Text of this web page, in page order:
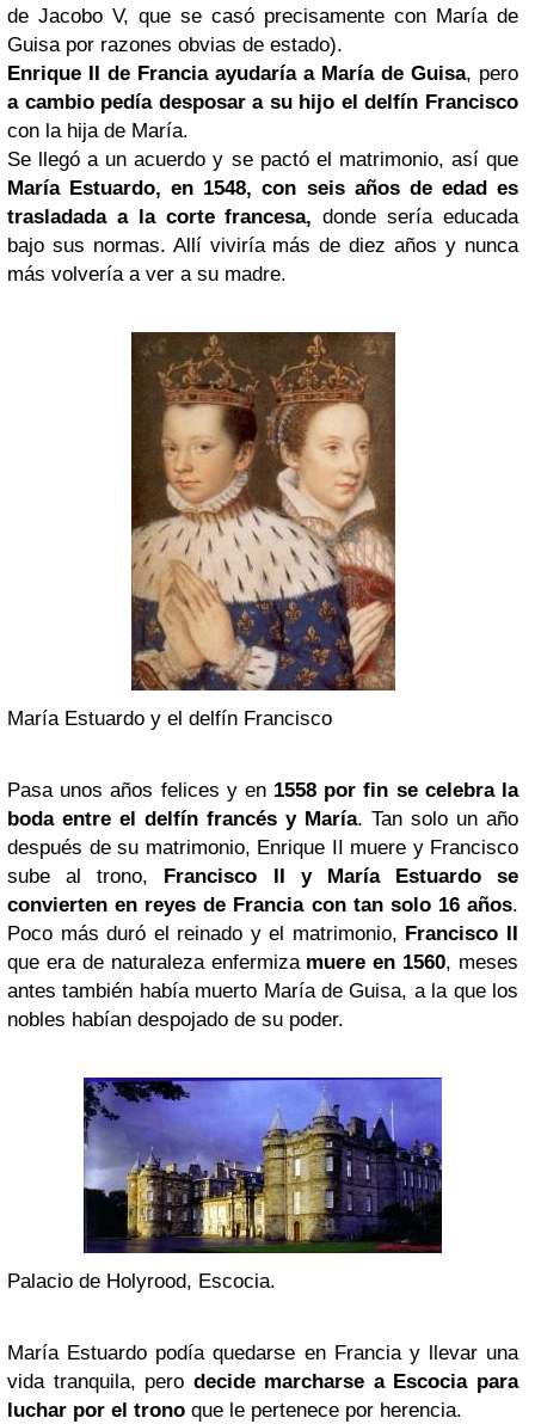
de Jacobo V, que se casó precisamente con María de
Guisa por razones obvias de estado).
Enrique II de Francia ayudaría a María de Guisa, pero
a cambio pedía desposar a su hijo el delfín Francisco
con la hija de María.
Se llegó a un acuerdo y se pactó el matrimonio, así que
María Estuardo, en 1548, con seis años de edad es
trasladada a la corte francesa, donde sería educada
bajo sus normas. Allí viviría más de diez años y nunca
más volvería a ver a su madre.
María Estuardo y el delfín Francisco
Pasa unos años felices y en 1558 por fin se celebra la
boda entre el delfín francés y María. Tan solo un año
después de su matrimonio, Enrique II muere y Francisco
sube al trono, Francisco II y María Estuardo se
convierten en reyes de Francia con tan solo 16 años.
Poco más duró el reinado y el matrimonio, Francisco II
que era de naturaleza enfermiza muere en 1560, meses
antes también había muerto María de Guisa, a la que los
nobles habían despojado de su poder.
Palacio de Holyrood, Escocia.
María Estuardo podía quedarse en Francia y llevar una
vida tranquila, pero decide marcharse a Escocia para
luchar por el trono que le pertenece por herencia.